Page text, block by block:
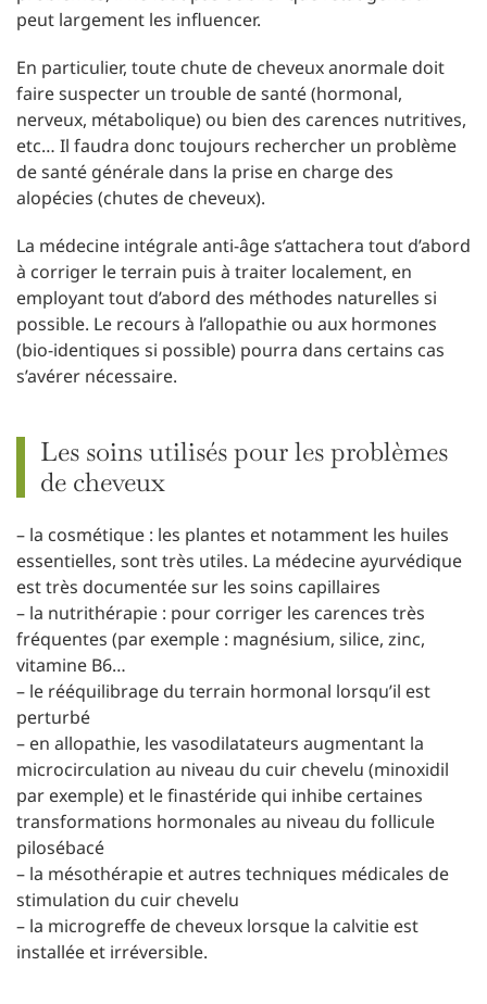
peut largement les influencer.
En particulier, toute chute de cheveux anormale doit
faire suspecter un trouble de santé (hormonal,
nerveux, métabolique) ou bien des carences nutritives,
etc… Il faudra donc toujours rechercher un problème
de santé générale dans la prise en charge des
alopécies (chutes de cheveux).
La médecine intégrale anti-âge s’attachera tout d’abord
à corriger le terrain puis à traiter localement, en
employant tout d’abord des méthodes naturelles si
possible. Le recours à l’allopathie ou aux hormones
(bio-identiques si possible) pourra dans certains cas
s’avérer nécessaire.
Les soins utilisés pour les problèmes
de cheveux
– la cosmétique : les plantes et notamment les huiles
essentielles, sont très utiles. La médecine ayurvédique
est très documentée sur les soins capillaires
– la nutrithérapie : pour corriger les carences très
fréquentes (par exemple : magnésium, silice, zinc,
vitamine B6…
– le rééquilibrage du terrain hormonal lorsqu’il est
perturbé
– en allopathie, les vasodilatateurs augmentant la
microcirculation au niveau du cuir chevelu (minoxidil
par exemple) et le finastéride qui inhibe certaines
transformations hormonales au niveau du follicule
pilosébacé
– la mésothérapie et autres techniques médicales de
stimulation du cuir chevelu
– la microgreffe de cheveux lorsque la calvitie est
installée et irréversible.